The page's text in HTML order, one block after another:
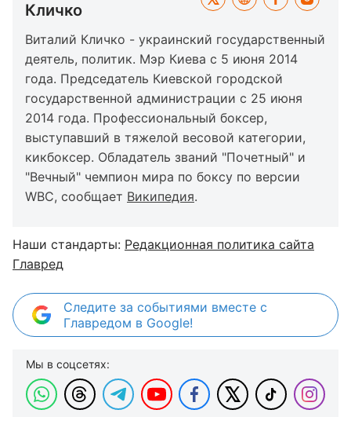
Кличко
Виталий Кличко - украинский государственный
деятель, политик. Мэр Киева с 5 июня 2014
года. Председатель Киевской городской
государственной администрации с 25 июня
2014 года. Профессиональный боксер,
выступавший в тяжелой весовой категории,
кикбоксер. Обладатель званий "Почетный" и
"Вечный" чемпион мира по боксу по версии
WBC, сообщает Википедия.
Наши стандарты: Редакционная политика сайта
Главред
Следите за событиями вместе с
Главредом в Google!
Мы в соцсетях: